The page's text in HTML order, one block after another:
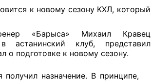
к новому сезону КХЛ, который
«Барыса» Михаил Кравец
астанинский клуб, представил
о подготовке к новому сезону.
назначение. В принципе,